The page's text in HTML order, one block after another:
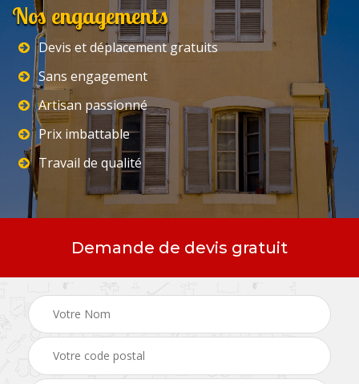
Nos engagements
Devis et déplacement gratuits
Sans engagement
Artisan passionné
Prix imbattable
Travail de qualité
Demande de devis gratuit